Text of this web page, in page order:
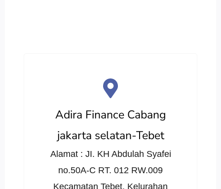
Adira Finance Cabang
jakarta selatan-Tebet
Alamat : JI. KH Abdulah Syafei
no.50A-C RT. 012 RW.009
Kecamatan Tebet, Kelurahan